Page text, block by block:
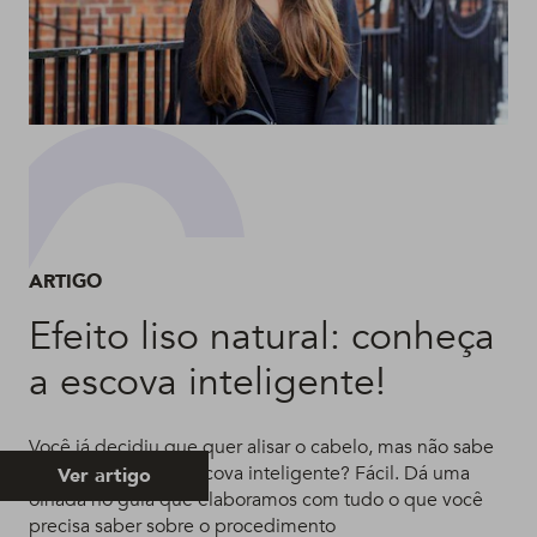
ARTIGO
Efeito liso natural: conheça
a escova inteligente!
Você já decidiu que quer alisar o cabelo, mas não sabe
como age a tal da escova inteligente? Fácil. Dá uma
olhada no guia que elaboramos com tudo o que você
precisa saber sobre o procedimento
Ver artigo